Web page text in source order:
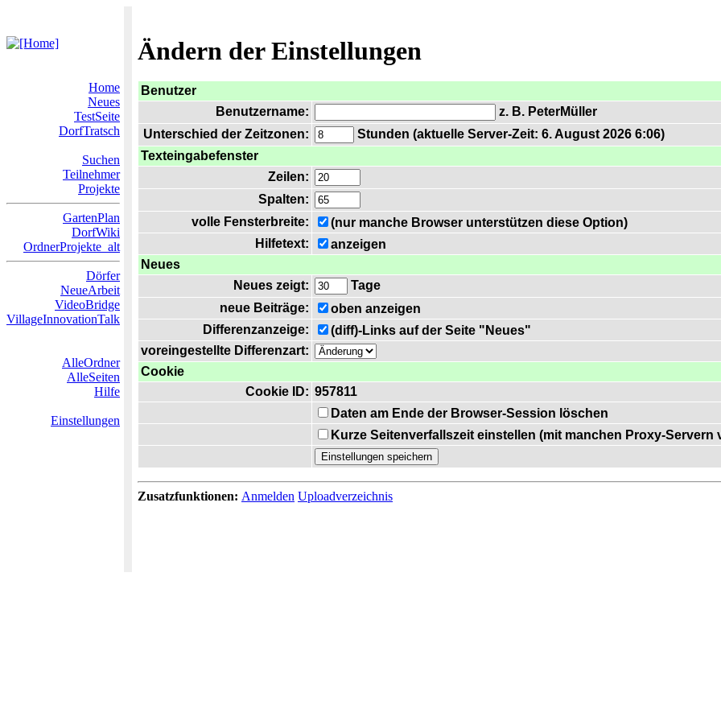
Ändern der Einstellungen
Home
Neues
TestSeite
DorfTratsch
Suchen
Teilnehmer
Projekte
GartenPlan
DorfWiki
OrdnerProjekte_alt
Dörfer
NeueArbeit
VideoBridge
VillageInnovationTalk
AlleOrdner
AlleSeiten
Hilfe
Einstellungen
Benutzer
Benutzername:
z. B. PeterMüller
Unterschied der Zeitzonen:
Stunden (aktuelle Server-Zeit: 6. August 2026 6:06)
Texteingabefenster
Zeilen:
Spalten:
volle Fensterbreite:
(nur manche Browser unterstützen diese Option)
Hilfetext:
anzeigen
Neues
Neues zeigt:
Tage
neue Beiträge:
oben anzeigen
Differenzanzeige:
(diff)-Links auf der Seite "Neues"
voreingestellte Differenzart:
Cookie
Cookie ID: 957811
Daten am Ende der Browser-Session löschen
Kurze Seitenverfallszeit einstellen (mit manchen Proxy-Servern
Zusatzfunktionen: Anmelden Uploadverzeichnis